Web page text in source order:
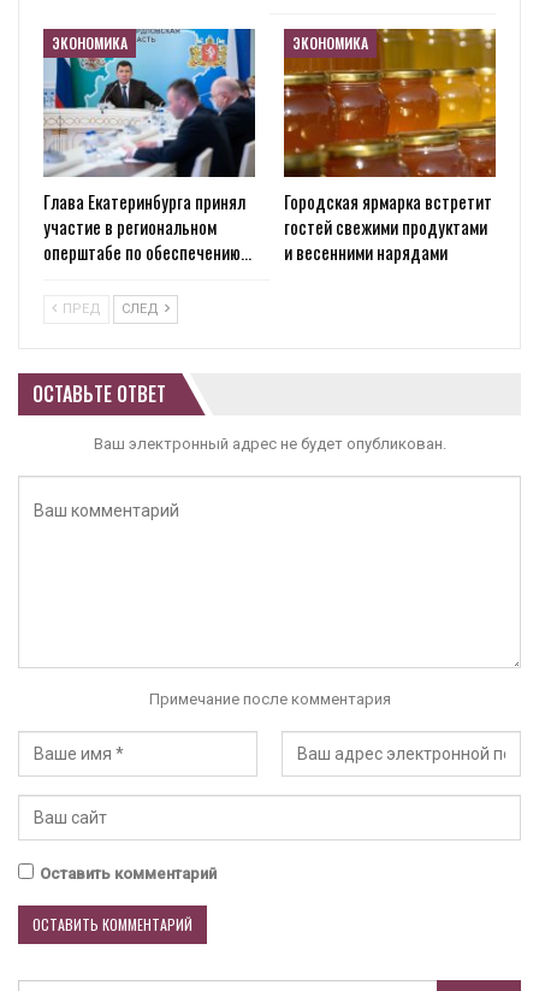
ЭКОНОМИКА
Глава Екатеринбурга принял
участие в региональном
оперштабе по обеспечению…
ЭКОНОМИКА
Городская ярмарка встретит
гостей свежими продуктами
и весенними нарядами
ПРЕД СЛЕД
ОСТАВЬТЕ ОТВЕТ
Ваш электронный адрес не будет опубликован.
Примечание после комментария
Оставить комментарий